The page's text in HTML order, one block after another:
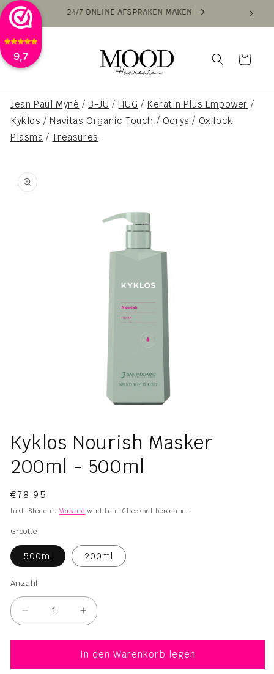
9,7
Direkt
zum
Inhalt
Warenkorb
Jean Paul Mynè / B-JU / HUG / Keratin Plus Empower /
Kyklos / Navitas Organic Touch / Ocrys / Oxilock
Plasma /Treasures
in
Modal
öffnen
Kyklos Nourish Masker
200ml - 500ml
Normaler
Preis
€78,95
Inkl. Steuern. Versand wird beim Checkout berechnet
Grootte
500ml 200ml
Anzahl
Anzahl
Verringere
die
Menge
Kyklos
Erhöhe
die
Menge
für
Kyklos
In den Warenkorb legen